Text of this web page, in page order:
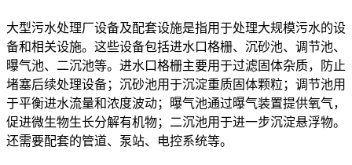
大型污水处理厂设备及配套设施是指用于处理大规模污水的设
备和相关设施。这些设备包括进水口格栅、沉砂池、调节池、
曝气池、二沉池等。进水口格栅主要用于过滤固体杂质，防止
堵塞后续处理设备；沉砂池用于沉淀重质固体颗粒；调节池用
于平衡进水流量和浓度波动；曝气池通过曝气装置提供氧气，
促进微生物生长分解有机物；二沉池用于进一步沉淀悬浮物。
还需要配套的管道、泵站、电控系统等。